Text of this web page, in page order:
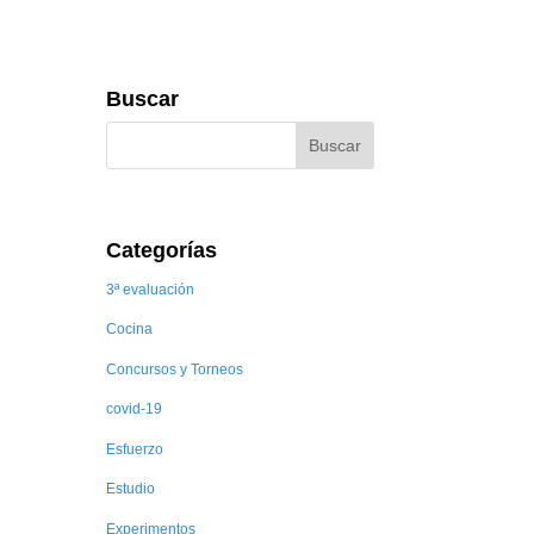
Buscar
Categorías
3ª evaluación
Cocina
Concursos y Torneos
covid-19
Esfuerzo
Estudio
Experimentos